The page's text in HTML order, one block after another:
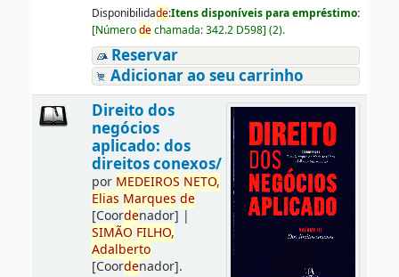
Disponibilidade:Itens disponíveis para empréstimo:
[Númerodechamada:342.2 D598] (2).
Reservar
Adicionar ao seu carrinho
Direito dos
negócios
aplicado: dos
direitos conexos/
por MEDEIROS NETO,
Elias Marques de
[Coordenador] |
SIMÃO FILHO,
Adalberto
[Coordenador].